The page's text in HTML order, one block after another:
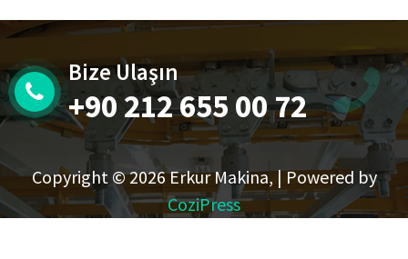
Bize Ulaşın
+90 212 655 00 72
Copyright © 2026 Erkur Makina, | Powered by
CoziPress